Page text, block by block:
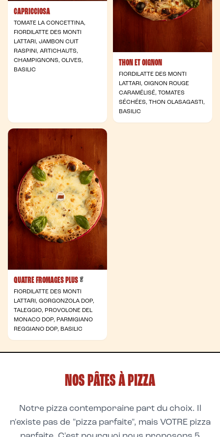
CAPRICCIOSA
TOMATE LA CONCETTINA,
FIORDILATTE DES MONTI
LATTARI, JAMBON CUIT
RASPINI, ARTICHAUTS,
CHAMPIGNONS, OLIVES,
BASILIC
THON ET OIGNON
FIORDILATTE DES MONTI
LATTARI, OIGNON ROUGE
CARAMÉLISÉ, TOMATES
SÉCHÉES, THON OLASAGASTI,
BASILIC
QUATRE FROMAGES PLUS 🥬
FIORDILATTE DES MONTI
LATTARI, GORGONZOLA DOP,
TALEGGIO, PROVOLONE DEL
MONACO DOP, PARMIGIANO
REGGIANO DOP, BASILIC
NOS PÂTES À PIZZA
Notre pizza contemporaine part du choix. Il
n'existe pas de "pizza parfaite", mais VOTRE pizza